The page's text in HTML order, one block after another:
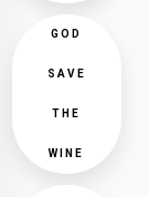
GOD
SAVE
THE
WINE